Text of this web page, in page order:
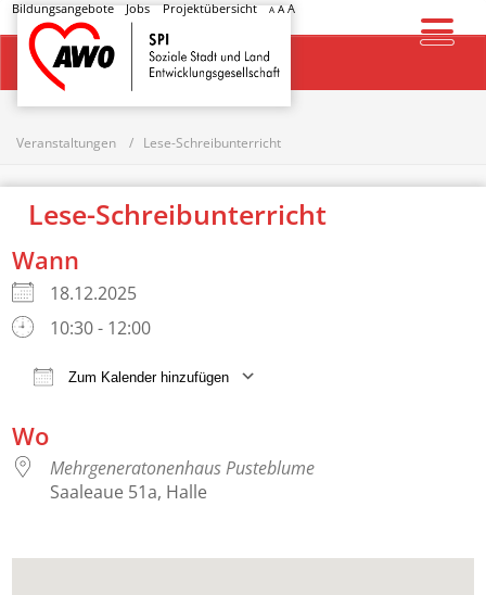
Bildungsangebote Jobs Projektübersicht A AA
Startseite
Veranstaltungen Lese-Schreibunterricht
Lese-Schreibunterricht
Wann
18.12.2025
10:30 - 12:00
Zum Kalender hinzufügen
Wo
Mehrgeneratonenhaus Pusteblume
Saaleaue 51a, Halle